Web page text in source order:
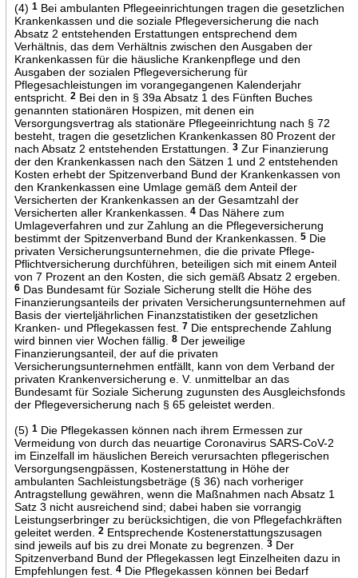
(4) 1Bei ambulanten Pflegeeinrichtungen tragen die gesetzlichen
Krankenkassen und die soziale Pflegeversicherung die nach
Absatz 2 entstehenden Erstattungen entsprechend dem
Verhältnis, das dem Verhältnis zwischen den Ausgaben der
Krankenkassen für die häusliche Krankenpflege und den
Ausgaben der sozialen Pflegeversicherung für
Pflegesachleistungen im vorangegangenen Kalenderjahr
entspricht.
2Bei den in § 39a Absatz 1 des Fünften Buches
genannten stationären Hospizen, mit denen ein
Versorgungsvertrag als stationäre Pflegeeinrichtung nach § 72
besteht, tragen die gesetzlichen Krankenkassen 80 Prozent der
nach Absatz 2 entstehenden Erstattungen.
3Zur Finanzierung
der den Krankenkassen nach den Sätzen 1 und 2 entstehenden
Kosten erhebt der Spitzenverband Bund der Krankenkassen von
den Krankenkassen eine Umlage gemäß dem Anteil der
Versicherten der Krankenkassen an der Gesamtzahl der
Versicherten aller Krankenkassen.
4Das Nähere zum
Umlageverfahren und zur Zahlung an die Pflegeversicherung
bestimmt der Spitzenverband Bund der Krankenkassen.
5Die
privaten Versicherungsunternehmen, die die private Pflege-
Pflichtversicherung durchführen, beteiligen sich mit einem Anteil
von 7 Prozent an den Kosten, die sich gemäß Absatz 2 ergeben.
6Das Bundesamt für Soziale Sicherung stellt die Höhe des
Finanzierungsanteils der privaten Versicherungsunternehmen auf
Basis der vierteljährlichen Finanzstatistiken der gesetzlichen
Kranken- und Pflegekassen fest.
7Die entsprechende Zahlung
wird binnen vier Wochen fällig.
8Der jeweilige
Finanzierungsanteil, der auf die privaten
Versicherungsunternehmen entfällt, kann von dem Verband der
privaten Krankenversicherung e. V. unmittelbar an das
Bundesamt für Soziale Sicherung zugunsten des Ausgleichsfonds
der Pflegeversicherung nach § 65 geleistet werden.
(5) 1Die Pflegekassen können nach ihrem Ermessen zur
Vermeidung von durch das neuartige Coronavirus SARS-CoV-2
im Einzelfall im häuslichen Bereich verursachten pflegerischen
Versorgungsengpässen, Kostenerstattung in Höhe der
ambulanten Sachleistungsbeträge (§ 36) nach vorheriger
Antragstellung gewähren, wenn die Maßnahmen nach Absatz 1
Satz 3 nicht ausreichend sind; dabei haben sie vorrangig
Leistungserbringer zu berücksichtigen, die von Pflegefachkräften
geleitet werden.
2Entsprechende Kostenerstattungszusagen
sind jeweils auf bis zu drei Monate zu begrenzen.
3Der
Spitzenverband Bund der Pflegekassen legt Einzelheiten dazu in
Empfehlungen fest.
4Die Pflegekassen können bei Bedarf